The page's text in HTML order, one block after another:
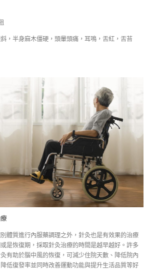
，半身麻木僵硬，頭暈頭痛，耳鳴，舌紅，舌苔
體質進行內服藥調理之外，針灸也是有效果的治療
是恢復期，採取針灸治療的時間是越早越好。許多
有助於腦中風的恢復，可減少住院天數、降低院內
低復發率並同時改善運動功能與提升生活品質等好